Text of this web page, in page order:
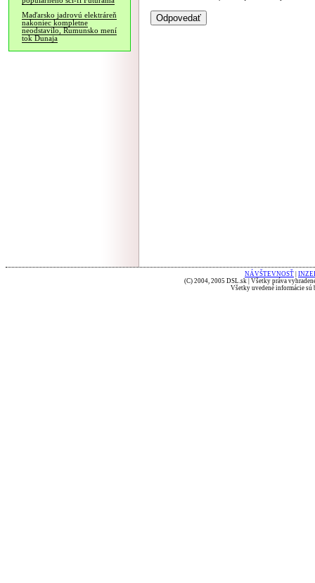
Maďarsko jadrovú elektráreň
nakoniec kompletne
neodstavilo, Rumunsko mení
tok Dunaja
NÁVŠTEVNOSŤ
(C) 2004, 2005 DSL.sk | Všetky práva
Všetky uvedené informácie sú